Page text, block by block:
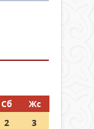
Сб
Жс
2
3